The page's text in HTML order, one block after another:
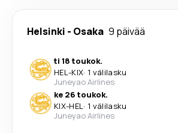
Helsinki - Osaka 9 päivää
ti 18 toukok.
HEL-KIX· 1 välilasku
Juneyao Airlines
ke 26 toukok.
KIX-HEL· 1 välilasku
Juneyao Airlines